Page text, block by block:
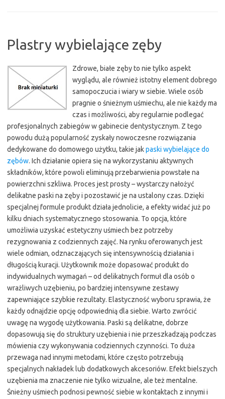
Plastry wybielające zęby
Zdrowe, białe zęby to nie tylko aspekt
wyglądu, ale również istotny element dobrego
samopoczucia i wiary w siebie. Wiele osób
pragnie o śnieżnym uśmiechu, ale nie każdy ma
czas i możliwości, aby regularnie podlegać
profesjonalnych zabiegów w gabinecie dentystycznym. Z tego
powodu dużą popularność zyskały nowoczesne rozwiązania
dedykowane do domowego użytku, takie jakpaski wybielające do
zębów. Ich działanie opiera się na wykorzystaniu aktywnych
składników, które powoli eliminują przebarwienia powstałe na
powierzchni szkliwa. Proces jest prosty – wystarczy nałożyć
delikatne paski na zęby i pozostawić je na ustalony czas. Dzięki
specjalnej formule produkt działa jednolicie, a efekty widać już po
kilku dniach systematycznego stosowania. To opcja, które
umożliwia uzyskać estetyczny uśmiech bez potrzeby
rezygnowania z codziennych zajęć. Na rynku oferowanych jest
wiele odmian, odznaczających się intensywnością działania i
długością kuracji. Użytkownik może dopasować produkt do
indywidualnych wymagań – od delikatnych formuł dla osób o
wrażliwych uzębieniu, po bardziej intensywne zestawy
zapewniające szybkie rezultaty. Elastyczność wyboru sprawia, że
każdy odnajdzie opcję odpowiednią dla siebie. Warto zwrócić
uwagę na wygodę użytkowania. Paski są delikatne, dobrze
dopasowują się do struktury uzębienia i nie przeszkadzają podczas
mówienia czy wykonywania codziennych czynności. To duża
przewaga nad innymi metodami, które często potrzebują
specjalnych nakładek lub dodatkowych akcesoriów. Efekt bielszych
uzębienia ma znaczenie nie tylko wizualne, ale też mentalne.
Śnieżny uśmiech podnosi pewność siebie w kontaktach z innymi i